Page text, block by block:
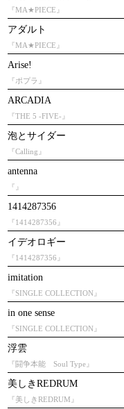
『MA★PIECE』
アダルト
『MA★PIECE』
Arise!
『ポプラ』
ARCADIA
『THE 5 -FIVE-』
泡とサイダー
『Calling』
antenna
『』
1414287356
『1414287356』
イデオロギー
『1414287356』
imitation
『SINGLE COLLECTION』
in one sense
『SINGLE COLLECTION』
浮雲
『闘争本能 Soul Type』
美しきREDRUM
『美しきREDRUM』